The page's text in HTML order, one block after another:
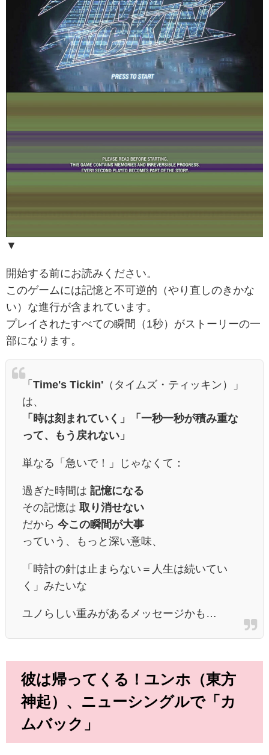
▼
開始する前にお読みください。
このゲームには記憶と不可逆的（やり直しのきかな
い）な進行が含まれています。
プレイされたすべての瞬間（1秒）がストーリーの一
部になります。
「 Time's Tickin' （タイムズ・ティッキン）」
は、
「時は刻まれていく」「一秒一秒が積み重な
って、もう戻れない」
単なる「急いで！」じゃなくて：
過ぎた時間は 記憶になる
その記憶は 取り消せない
だから 今この瞬間が大事
っていう、もっと深い意味、
「時計の針は止まらない＝人生は続いてい
く」みたいな
ユノらしい重みがあるメッセージかも…
彼は帰ってくる！ユンホ（東方
神起）、ニューシングルで「カ
ムバック」